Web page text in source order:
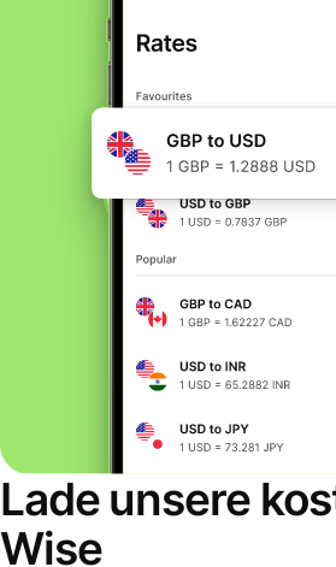
Lade unsere
Wise